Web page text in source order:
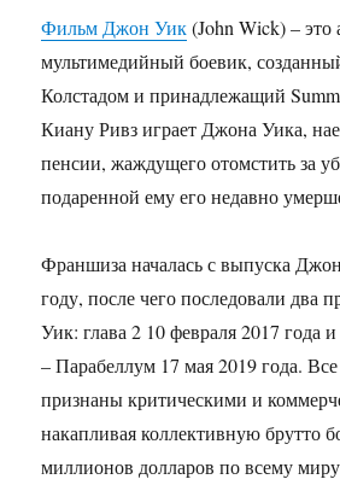
Фильм Джон Уик(John Wick) – это
мультимедийный боевик,
Колстадом и принадлежащий
Киану Ривз играет Джона Уика,
пенсии, жаждущего отомстить за
подаренной ему его недавно
Франшиза началась с выпуска
году, после чего последовали два
Уик: глава 2 10 февраля 2017 года
– Парабеллум 17 мая 2019 года.
признаны критическими и
накапливая коллективную брутто
миллионов долларов по всему